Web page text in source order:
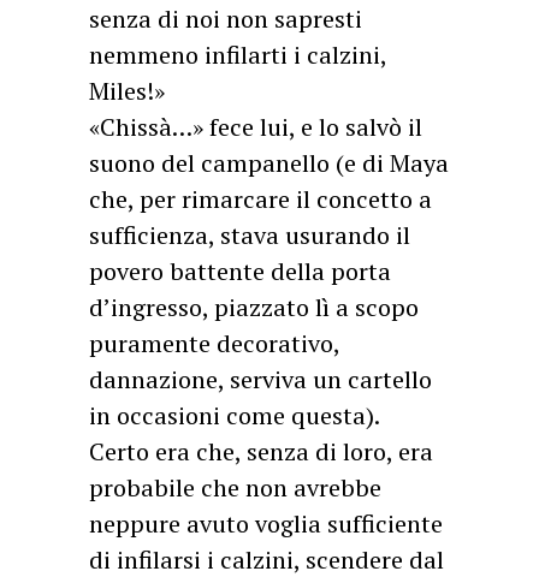
senza di noi non sapresti
nemmeno infilarti i calzini,
Miles!»
«Chissà…» fece lui, e lo salvò il
suono del campanello (e di Maya
che, per rimarcare il concetto a
sufficienza, stava usurando il
povero battente della porta
d’ingresso, piazzato lì a scopo
puramente decorativo,
dannazione, serviva un cartello
in occasioni come questa).
Certo era che, senza di loro, era
probabile che non avrebbe
neppure avuto voglia sufficiente
di infilarsi i calzini, scendere dal